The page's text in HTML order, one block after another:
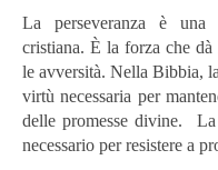
La perseveranza è una
cristiana. È la forza che
le avversità. Nella Bibbia,
virtù necessaria per
delle promesse divine.
necessario per resistere a